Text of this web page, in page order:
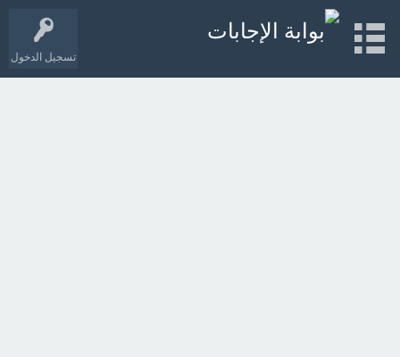
تسجيل الدخول